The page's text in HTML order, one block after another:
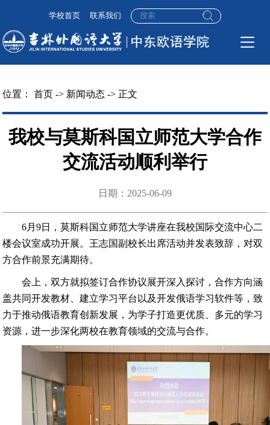
学校首页 联系我们
位置：首页 -> 新闻动态 -> 正文
我校与莫斯科国立师范大学合作
交流活动顺利举行
日期：2025-06-09
6月9日，莫斯科国立师范大学讲座在我校国际交流中心二
楼会议室成功开展。王志国副校长出席活动并发表致辞，对双
方合作前景充满期待。
会上，双方就拟签订合作协议展开深入探讨，合作方向涵
盖共同开发教材、建立学习平台以及开发俄语学习软件等，致
力于推动俄语教育创新发展，为学子打造更优质、多元的学习
资源，进一步深化两校在教育领域的交流与合作。